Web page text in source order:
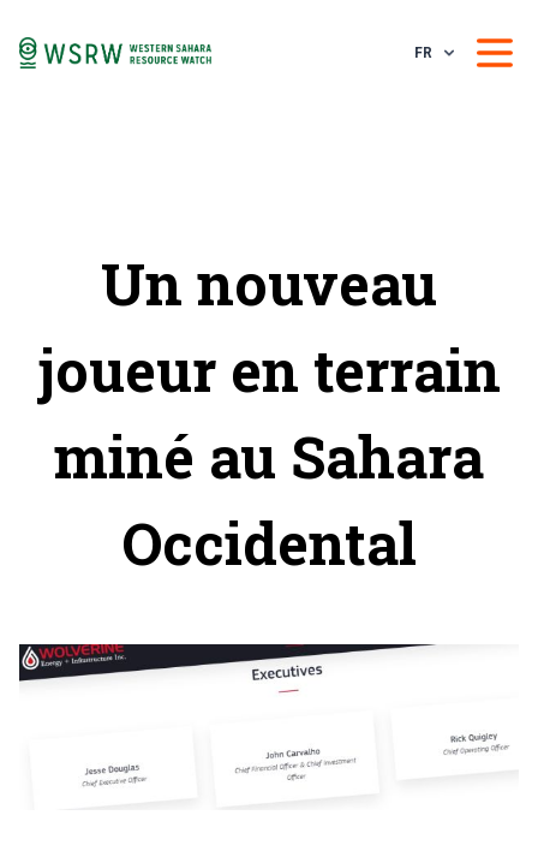
FR
Un nouveau
joueur en terrain
miné au Sahara
Occidental